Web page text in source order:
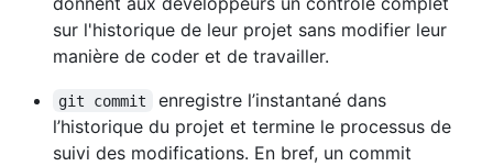
sur l'historique de leur projet sans modifier leur
manière de coder et de travailler.
git commit
enregistre l’instantané dans
l’historique du projet et termine le processus de
suivi des modifications. En bref, un commit